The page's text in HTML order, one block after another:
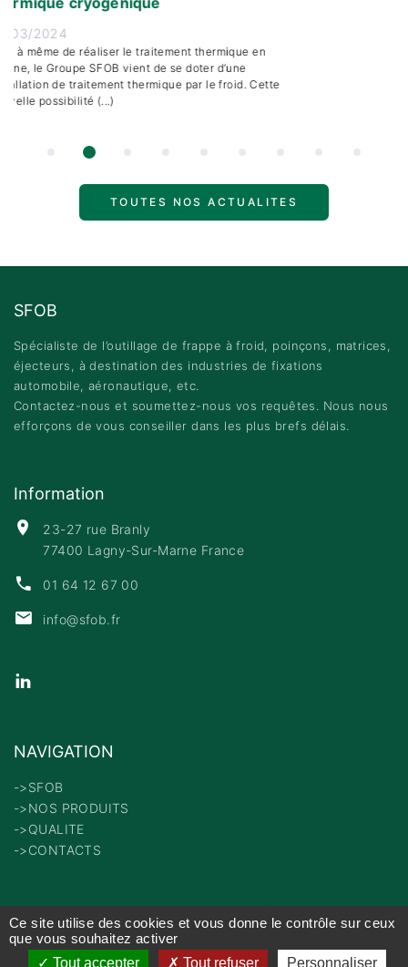
le traitement thermique en
vient de se doter d’une
thermique par le froid. Cette
TOUTES NOS ACTUALITES
SFOB
Spécialiste de l’outillage de frappe à froid, poinçons, matrices,
éjecteurs, à destination des industries de fixations
automobile, aéronautique, etc.
Contactez-nous et soumettez-nous vos requêtes. Nous nous
efforçons de vous conseiller dans les plus brefs délais.
Information
23-27 rue Branly
77400 Lagny-Sur-Marne France
01 64 12 67 00
info@sfob.fr
NAVIGATION
->SFOB
->NOS PRODUITS
->QUALITE
->CONTACTS
Mentions Légales
Ce site utilise des cookies et vous donne le contrôle sur ceux
que vous souhaitez activer
Tout accepter
Tout refuser Personnaliser